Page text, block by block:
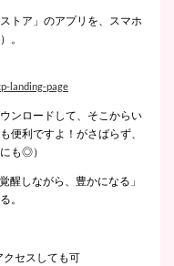
トア」のアプリを、スマホ
。
landing-page
ンロードして、そこからい
便利ですよ！がさばらず、
も◎）
しながら、豊かになる」
。
セスしても可